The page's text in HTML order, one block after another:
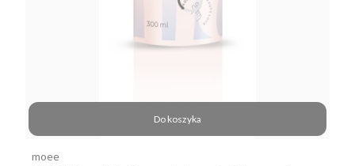
Do koszyka
Producent
moee